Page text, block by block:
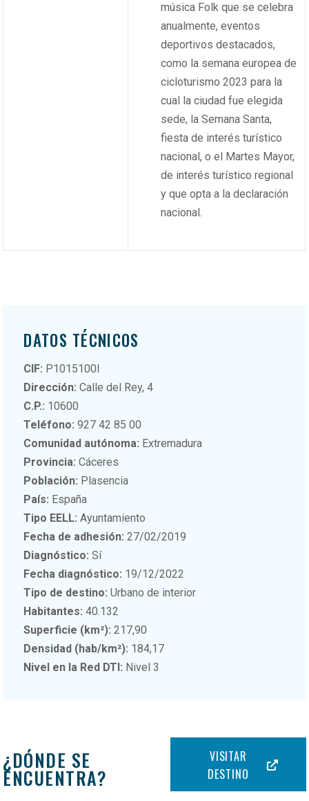
música Folk que se celebra
anualmente, eventos
deportivos destacados,
como la semana europea de
cicloturismo 2023 para la
cual la ciudad fue elegida
sede, la Semana Santa,
fiesta de interés turístico
nacional, o el Martes Mayor,
de interés turístico regional
y que opta a la declaración
nacional.
DATOS TÉCNICOS
CIF: P1015100I
Dirección: Calle del Rey, 4
C.P.: 10600
Teléfono: 927 42 85 00
Comunidad autónoma: Extremadura
Provincia: Cáceres
Población: Plasencia
País: España
Tipo EELL: Ayuntamiento
Fecha de adhesión: 27/02/2019
Diagnóstico: Sí
Fecha diagnóstico: 19/12/2022
Tipo de destino: Urbano de interior
Habitantes: 40.132
Superficie (km²): 217,90
Densidad (hab/km²): 184,17
Nivel en la Red DTI: Nivel 3
¿DÓNDE SE
ENCUENTRA?
VISITAR
DESTINO